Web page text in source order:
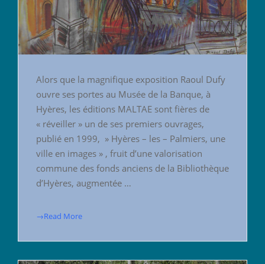
Alors que la magnifique exposition Raoul Dufy
ouvre ses portes au Musée de la Banque, à
Hyères, les éditions MALTAE sont fières de
« réveiller » un de ses premiers ouvrages,
publié en 1999, » Hyères – les – Palmiers, une
ville en images » , fruit d’une valorisation
commune des fonds anciens de la Bibliothèque
d’Hyères, augmentée …
→Read More